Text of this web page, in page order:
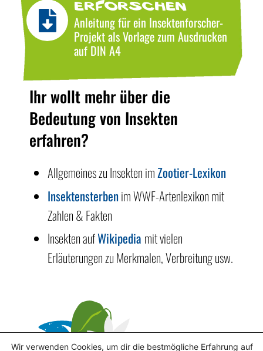
erForschen
Anleitung für ein Insektenforscher-
Projekt als Vorlage zum Ausdrucken
auf DIN A4
Ihr wollt mehr über die
Bedeutung von Insekten
erfahren?
Allgemeines zu Insekten imZootier-Lexikon
Insektensterbenim WWF-Artenlexikon mit
Zahlen & Fakten
Insekten aufWikipedia mit vielen
Erläuterungen zu Merkmalen, Verbreitung usw.
Impressum
Wir verwenden Cookies, um dir die bestmögliche Erfahrung auf